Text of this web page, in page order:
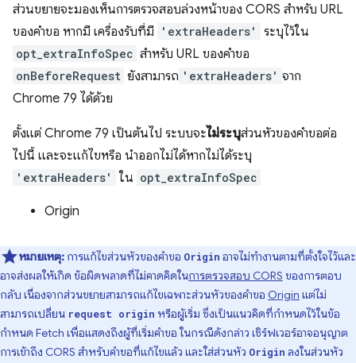
ส่วนขยายจะมองเห็นการตรวจสอบล่วงหน้าของ CORS สำหรับ URL
ของคำขอ หากมี เครื่องรับที่มี 'extraHeaders' ระบุไว้ใน
opt_extraInfoSpec สำหรับ URL ของคำขอ
onBeforeRequest ยังสามารถ 'extraHeaders' จาก
Chrome 79 ได้ด้วย
ตั้งแต่ Chrome 79 เป็นต้นไป ระบบจะไม่ระบุส่วนหัวของคำขอต่อ
ไปนี้ และจะแก้ไขหรือ นำออกไม่ได้หากไม่ได้ระบุ
'extraHeaders' ใน opt_extraInfoSpec
Origin
หมายเหตุ: การแก้ไขส่วนหัวของคำขอ Origin อาจไม่ทำงานตามที่ตั้งใจไว้และ
อาจส่งผลให้เกิด ข้อผิดพลาดที่ไม่คาดคิดในการตรวจสอบ CORS ของการตอบ
กลับ เนื่องจากส่วนขยายสามารถแก้ไขเฉพาะส่วนหัวของคำขอ Origin แต่ไม่
สามารถเปลี่ยน request origin หรือผู้เริ่ม ซึ่งเป็นแนวคิดที่กำหนดไว้ในข้อ
กำหนด Fetch เพื่อแสดงถึงผู้ที่เริ่มคำขอ ในกรณีดังกล่าว เซิร์ฟเวอร์อาจอนุญาต
การเข้าถึง CORS สำหรับคำขอที่แก้ไขแล้ว และใส่ส่วนหัว Origin ลงในส่วนหัว